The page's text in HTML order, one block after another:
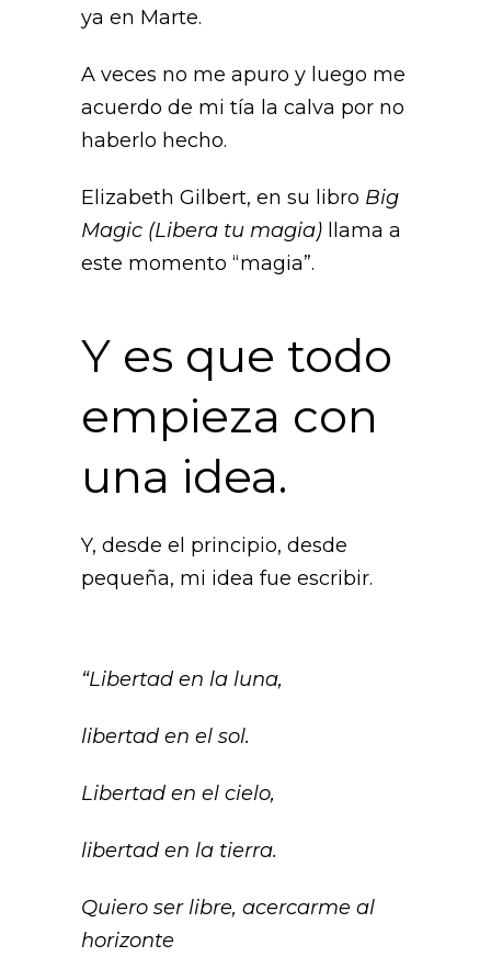
ya en Marte.
A veces no me apuro y luego me
acuerdo de mi tía la calva por no
haberlo hecho.
Elizabeth Gilbert, en su libro Big
Magic (Libera tu magia)
llama a
este momento “magia”.
Y es que todo
empieza con
una idea.
Y, desde el principio, desde
pequeña, mi idea fue escribir.
“Libertad en la luna,
libertad en el sol.
Libertad en el cielo,
libertad en la tierra.
Quiero ser libre, acercarme al
horizonte